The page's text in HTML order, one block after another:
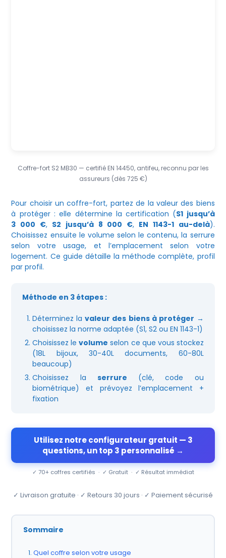
Coffre-fort S2 MB30 — certifié EN 14450, antifeu, reconnu par les
assureurs (dès 725 €)
Pour choisir un coffre-fort, partez de la valeur des biens
à protéger : elle détermine la certification (S1 jusqu’à
3 000 €, S2 jusqu’à 8 000 €, EN 1143-1 au-delà).
Choisissez ensuite le volume selon le contenu, la serrure
selon votre usage, et l’emplacement selon votre
logement. Ce guide détaille la méthode complète, profil
par profil.
Méthode en 3 étapes :
Déterminez lavaleur des biens à protéger →
choisissez la norme adaptée (S1, S2 ou EN 1143-1)
Choisissez levolume selon ce que vous stockez
(18L bijoux, 30-40L documents, 60-80L
beaucoup)
Choisissez la serrure (clé, code ou
biométrique) et prévoyez l’emplacement +
fixation
Utilisez notre configurateur gratuit — 3
questions, un top 3 personnalisé →
✓ 70+ coffres certifiés · ✓ Gratuit · ✓ Résultat immédiat
✓ Livraison gratuite · ✓ Retours 30 jours · ✓ Paiement sécurisé
Sommaire
Quel coffre selon votre usage